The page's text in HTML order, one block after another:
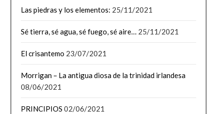
Las piedras y los elementos: 25/11/2021
Sé tierra, sé agua, sé fuego, sé aire… 25/11/2021
El crisantemo 23/07/2021
Morrigan – La antigua diosa de la trinidad irlandesa
08/06/2021
PRINCIPIOS 02/06/2021